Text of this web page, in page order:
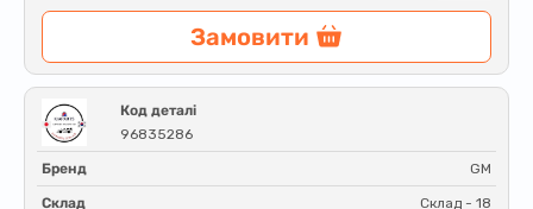
Замовити
Код деталі
96835286
Бренд GM
Склад Склад - 18